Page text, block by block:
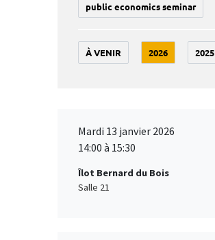
public economics seminar
À VENIR 2026 2025
Mardi 13 janvier 2026
14:00 à 15:30
Îlot Bernard du Bois
Salle 21